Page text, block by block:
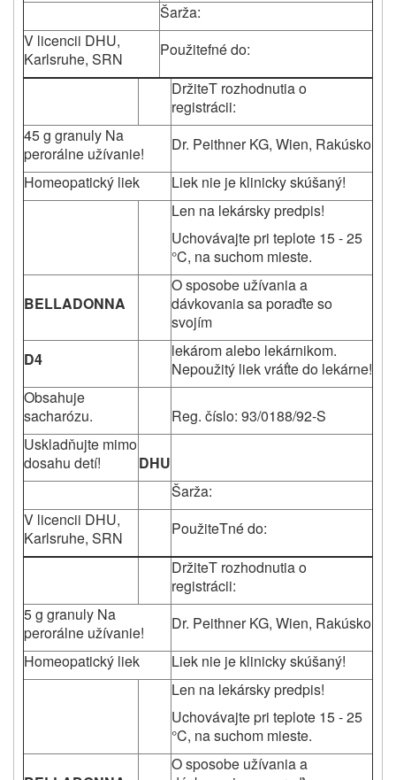
Šarža:
V licencii DHU,
Karlsruhe, SRN
Použitefné do:
DržiteT rozhodnutia o
registrácii:
45 g granuly Na
perorálne užívanie!
Dr. Peithner KG, Wien, Rakúsko
Homeopatický liek
Liek nie je klinicky skúšaný!
Len na lekársky predpis!
Uchovávajte pri teplote 15 - 25
°C, na suchom mieste.
BELLADONNA
O sposobe užívania a
dávkovania sa poraďte so
svojím
D4
lekárom alebo lekárnikom.
Nepoužitý liek vráťte do lekárne!
Obsahuje
sacharózu.
Reg. číslo: 93/0188/92-S
Uskladňujte mimo
dosahu detí!
DHU
Šarža:
V licencii DHU,
Karlsruhe, SRN
PoužiteTné do:
DržiteT rozhodnutia o
registrácii:
5 g granuly Na
perorálne užívanie!
Dr. Peithner KG, Wien, Rakúsko
Homeopatický liek
Liek nie je klinicky skúšaný!
Len na lekársky predpis!
Uchovávajte pri teplote 15 - 25
°C, na suchom mieste.
O sposobe užívania a